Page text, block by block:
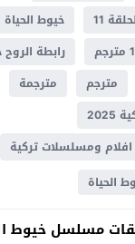
11
خيوط الحياة
رابطة الروح
مترجم مترجمة
ومسلسلات تركية
الحياة
مسلسل خيوط